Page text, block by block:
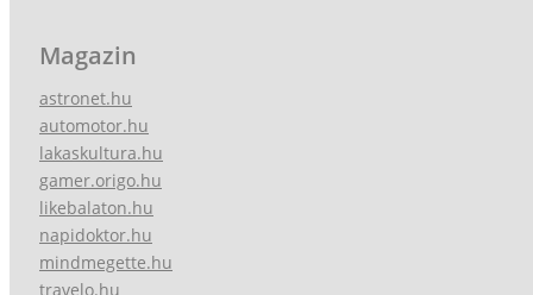
Magazin
astronet.hu
automotor.hu
lakaskultura.hu
gamer.origo.hu
likebalaton.hu
napidoktor.hu
mindmegette.hu
travelo.hu